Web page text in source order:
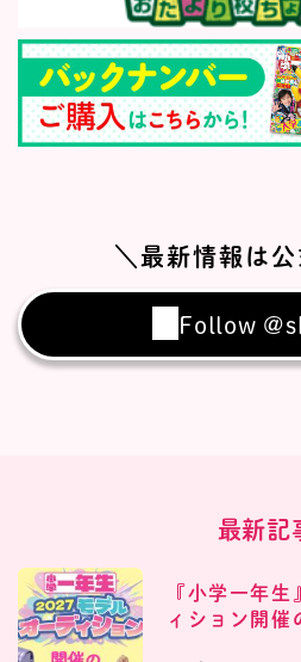
＼最新情報は
Follow
最新記
『小学一年
ィション開催